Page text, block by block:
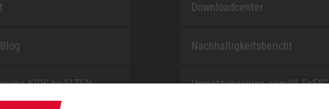
KIDS by ELTEN
Downloadcenter
Nachhaltigkeitsbericht
Umsetzungsplan gemäß EnEfG